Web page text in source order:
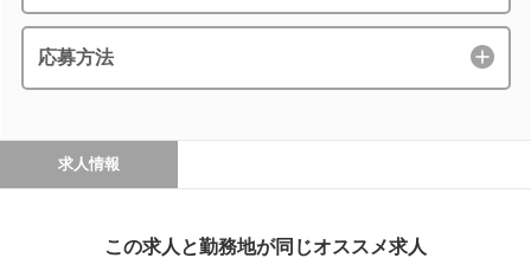
応募方法
求人情報
この求人と勤務地が同じオススメ求人